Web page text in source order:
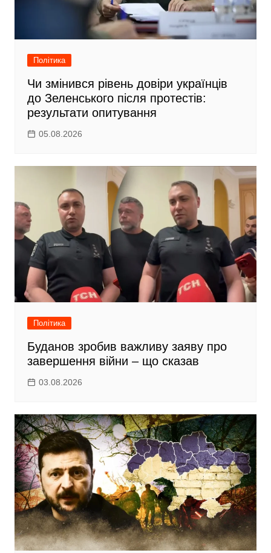
Політика
Чи змінився рівень довіри українців
до Зеленського після протестів:
результати опитування
05.08.2026
Політика
Буданов зробив важливу заяву про
завершення війни – що сказав
03.08.2026